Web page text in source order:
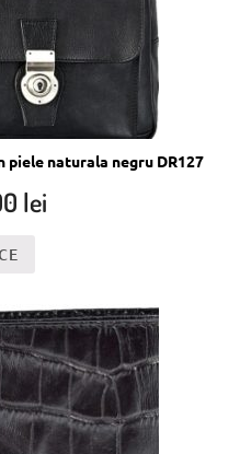
piele naturala negru DR127
lei